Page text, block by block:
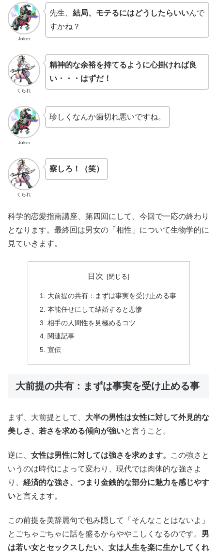
Joker
先生、 結局、モテるにはどうしたらいいんで
すかね？
くられ
精神的な余裕を持てるように心掛ければ良
い・・・はずだ！
Joker
珍しくなんか歯切れ悪いですね。
くられ
察しろ！（笑）
科学的恋愛指南講座、第四回にして、今回で一応の終わり
となります。最終回は男女の「相性」について生物学的に
見ていきます。
目次
大前提の共有：まずは事実を受け止める事
本能任せにして結婚すると悲惨
相手の人間性を見極めるコツ
関連記事
宣伝
大前提の共有：まずは事実を受け止める事
まず、大前提として、 大半の男性は女性に対して外見的な
美しさ、若さを求める傾向が強いと言うこと。
逆に、 女性は男性に対しては強さを求めます。
この強さと
いうのは時代によって変わり、現代では肉体的な強さよ
り、 経済的な強さ、つまり金銭的な部分に魅力を感じやす
いと言えます。
この前提を美辞麗句で包み隠して「そんなことはないよ」
とごちゃごちゃに話を盛るからややこしくなるのです。 男
は若い女とセックスしたい、女は人生を楽に生かしてくれ